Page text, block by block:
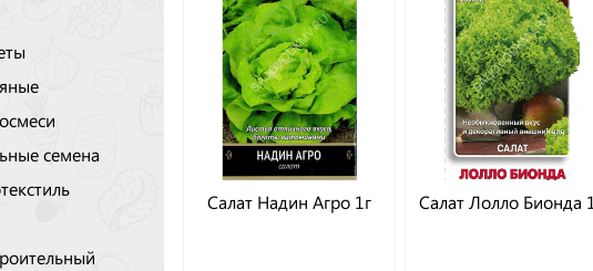
семена
Салат Надин Агро 1г Салат Лолло Бионда